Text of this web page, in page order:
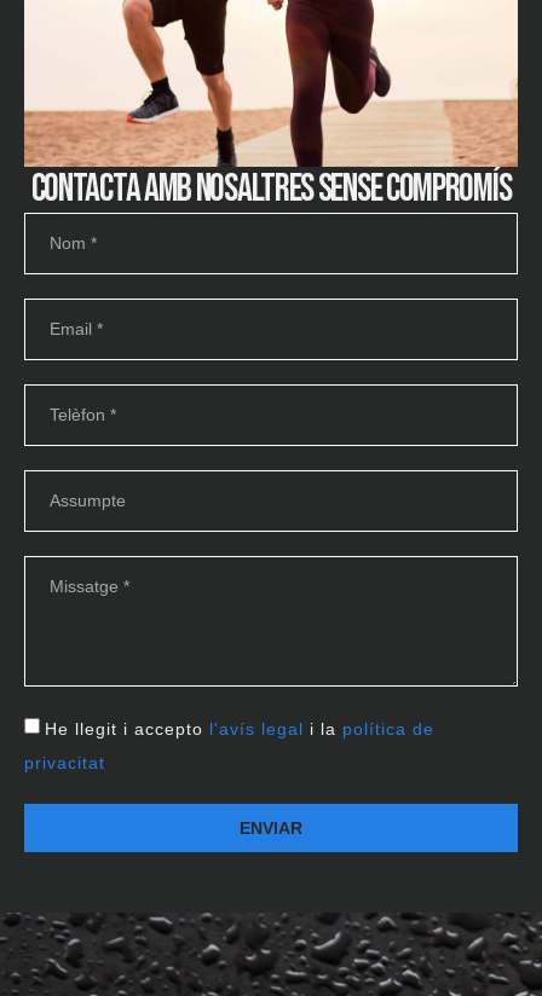
Contacta amb nosaltres sense compromís
He llegit i accepto l'avís legal i la política de
privacitat
ENVIAR